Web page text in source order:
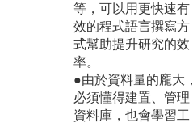
等，可以用更快速有
效的程式語言撰寫方
式幫助提升研究的效
率。
●由於資料量的龐大，
必須懂得建置、管理
資料庫，也會學習工